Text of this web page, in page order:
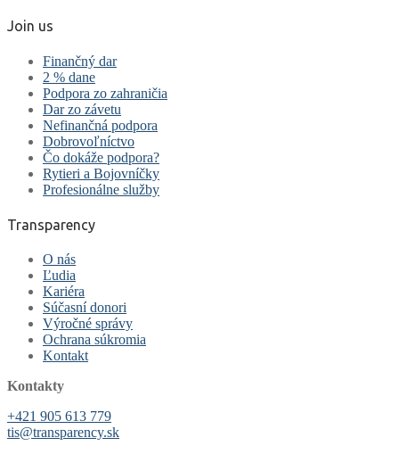
Join us
Finančný dar
2 % dane
Podpora zo zahraničia
Dar zo závetu
Nefinančná podpora
Dobrovoľníctvo
Čo dokáže podpora?
Rytieri a Bojovníčky
Profesionálne služby
Transparency
O nás
Ľudia
Kariéra
Súčasní donori
Výročné správy
Ochrana súkromia
Kontakt
Kontakty
+421 905 613 779
tis@transparency.sk